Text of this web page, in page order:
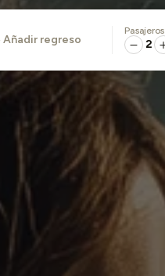
añadir regreso
Pasajeros
2